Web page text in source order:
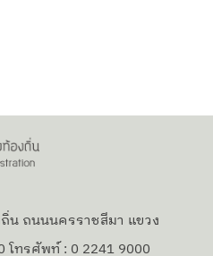
น ถนนนครราชสีมา แขวง
โทรศัพท์ : 0 2241 9000